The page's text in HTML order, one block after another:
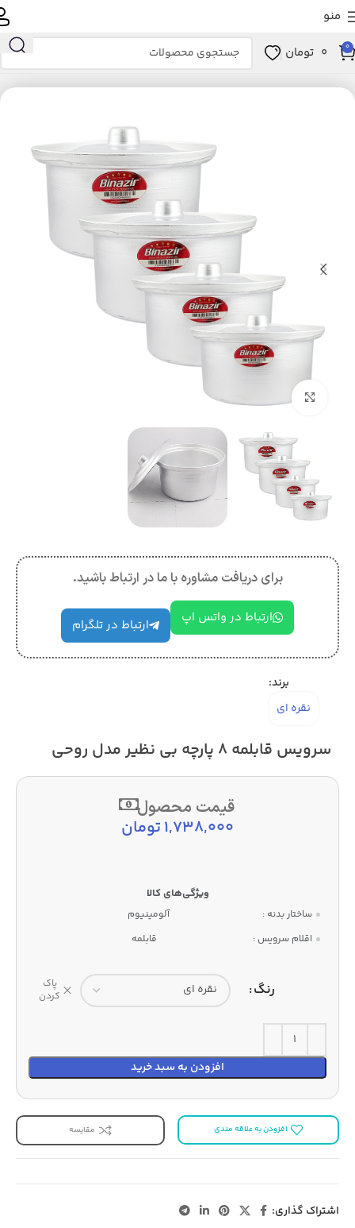
منو
0
0 تومان
و آشپزخانه آشپزخانه لوازم پخت و پز
بزرگنمایی تصویر
برای دریافت مشاوره با ما در ارتباط باشید.
ارتباط در واتس اپ ارتباط در تلگرام
برند:
نقره ای
سرویس قابلمه 8 پارچه بی نظیر مدل روحی
قیمت محصول
1,738,000تومان
ساختار بدنه :
آلومینیوم
اقلام سرویس :
قابلمه
رنگ
پاک
کردن
افزودن به سبد خرید
افزودن به علاقه مندی مقایسه
اشتراک گذاری: